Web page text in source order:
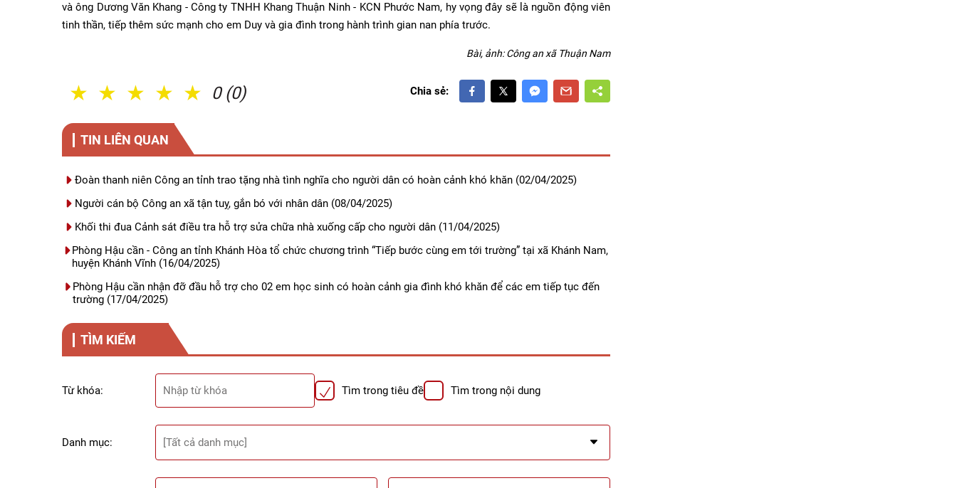
và ông Dương Văn Khang - Công ty TNHH Khang Thuận Ninh - KCN Phước Nam, hy vọng đây sẽ là nguồn động viên
tinh thần, tiếp thêm sức mạnh cho em Duy và gia đình trong hành trình gian nan phía trước.
Bài, ảnh: Công an xã Thuận Nam
0 (0)
5 Sao
4 Sao
3 Sao
2 Sao
1 Sao Chia sẻ:
TIN LIÊN QUAN
Đoàn thanh niên Công an tỉnh trao tặng nhà tình nghĩa cho người dân có hoàn cảnh khó khăn (02/04/2025)
Người cán bộ Công an xã tận tuỵ, gắn bó với nhân dân (08/04/2025)
Khối thi đua Cảnh sát điều tra hỗ trợ sửa chữa nhà xuống cấp cho người dân (11/04/2025)
Phòng Hậu cần - Công an tỉnh Khánh Hòa tổ chức chương trình “Tiếp bước cùng em tới trường” tại xã Khánh Nam,
huyện Khánh Vĩnh (16/04/2025)
Phòng Hậu cần nhận đỡ đầu hỗ trợ cho 02 em học sinh có hoàn cảnh gia đình khó khăn để các em tiếp tục đến
trường (17/04/2025)
TÌM KIẾM
Từ khóa: Tìm trong tiêu đề Tìm trong nội dung
Danh mục: